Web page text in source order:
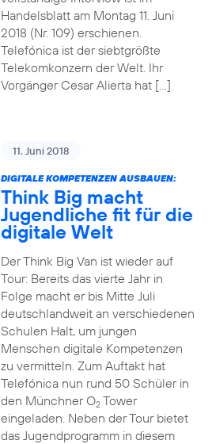
Handelsblatt am Montag 11. Juni
2018 (Nr. 109) erschienen.
Telefónica ist der siebtgrößte
Telekomkonzern der Welt. Ihr
Vorgänger Cesar Alierta hat […]
11. Juni 2018
DIGITALE KOMPETENZEN AUSBAUEN:
Think Big macht
Jugendliche fit für die
digitale Welt
Der Think Big Van ist wieder auf
Tour: Bereits das vierte Jahr in
Folge macht er bis Mitte Juli
deutschlandweit an verschiedenen
Schulen Halt, um jungen
Menschen digitale Kompetenzen
zu vermitteln. Zum Auftakt hat
Telefónica nun rund 50 Schüler in
den Münchner O2Tower
eingeladen. Neben der Tour bietet
das Jugendprogramm in diesem